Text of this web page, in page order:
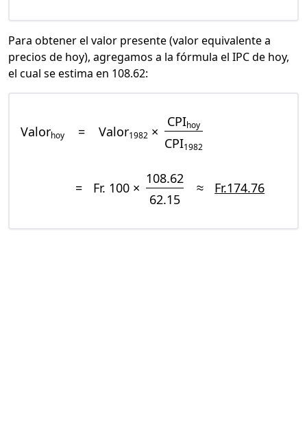
Para obtener el valor presente (valor equivalente a
precios de hoy), agregamos a la fórmula el IPC de hoy,
el cual se estima en 108.62:
Valorhoy = Valor1982 ×
CPIhoy
CPI1982
= Fr. 100 ×
108.62
62.15
≈ Fr.174.76